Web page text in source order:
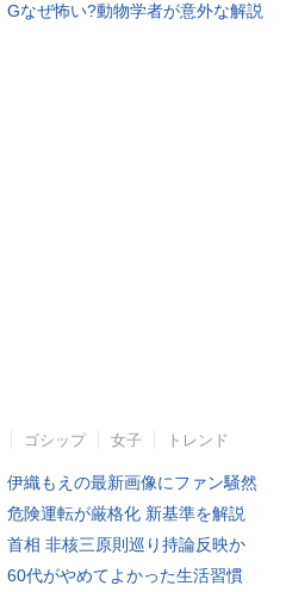
Gなぜ怖い?動物学者が意外な解説
ゴシップ 女子 トレンド
伊織もえの最新画像にファン騒然
危険運転が厳格化 新基準を解説
首相 非核三原則巡り持論反映か
60代がやめてよかった生活習慣